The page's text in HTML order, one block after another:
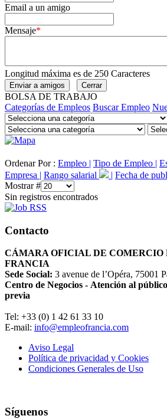
Email a un amigo
Mensaje*
Longitud máxima es de 250 Caracteres
BOLSA DE TRABAJO
Categorías de Empleos Buscar Empleo
Ordenar Por : Empleo | Tipo de Empleo |
Empresa | Rango salarial | Fecha de
Mostrar #
Sin registros encontrados
Contacto
CÁMARA OFICIAL DE COMERCIO
FRANCIA
Sede Social: 3 avenue de l’Opéra, 75001
Centro de Negocios - Atención al
previa
Tel: +33 (0) 1 42 61 33 10
E-mail: info@empleofrancia.com
Aviso Legal
Política de privacidad y Cookies
Condiciones Generales de Uso
Síguenos